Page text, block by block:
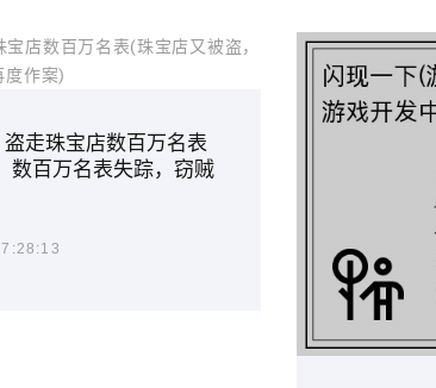
走珠宝店数百万名表
数百万名表失踪，窃贼